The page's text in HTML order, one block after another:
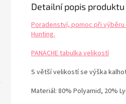
Detailní popis produktu
Poradenství, pomoc při
Hunting.
PANACHE tabulka velikostí
S větší velikostí se výška
Materiál: 80% Polyamid, 20%